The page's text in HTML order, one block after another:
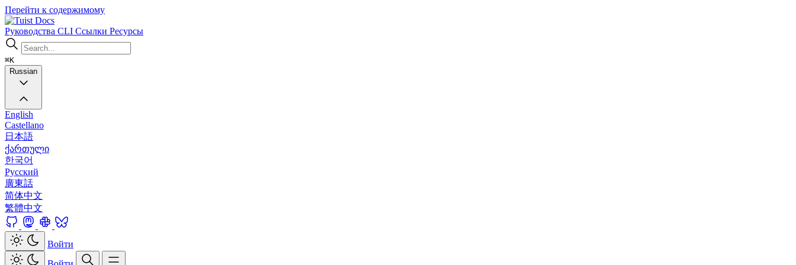
Перейти к содержимому
Docs
Руководства CLI Ссылки Ресурсы
⌘K
Russian
English
Castellano
日本語
ქართული
한국어
Русский
廣東話
简体中文
繁體中文
Войти